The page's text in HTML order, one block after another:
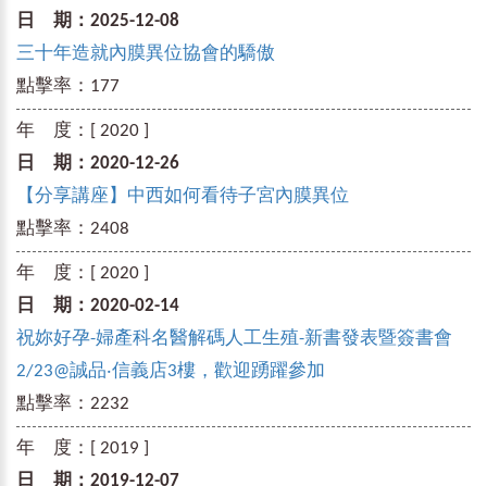
日 期： 2025-12-08
三十年造就內膜異位協會的驕傲
點擊率： 177
年 度： [ 2020 ]
日 期： 2020-12-26
【分享講座】中西如何看待子宮內膜異位
點擊率： 2408
年 度： [ 2020 ]
日 期： 2020-02-14
祝妳好孕-婦產科名醫解碼人工生殖-新書發表暨簽書會
2/23@誠品‧信義店3樓，歡迎踴躍參加
點擊率： 2232
年 度： [ 2019 ]
日 期： 2019-12-07